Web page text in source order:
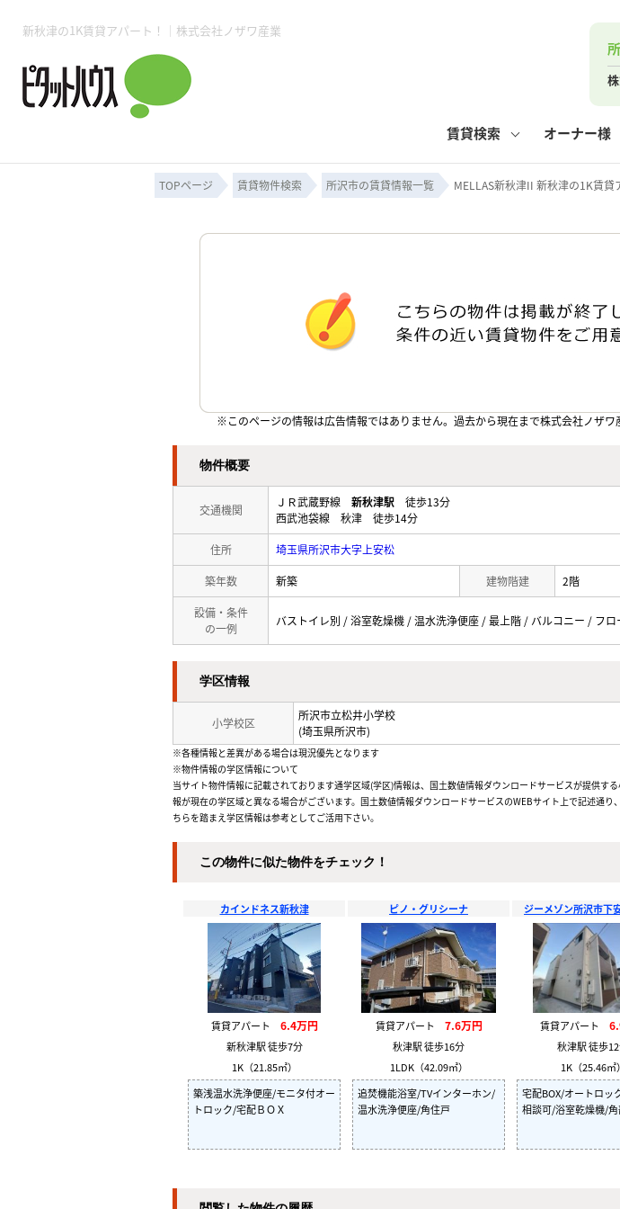
新秋津の1K賃貸アパート！｜株式会社ノザワ産業
賃貸検索 オーナー様
売却の流れ
所沢賃貸TOP 閲覧履
月極駐車場 事業用物件 コンテナ
賃貸管理業務 管理
入居者様用ページTOP 住まいのトラブルQ&A
売買物件一覧 よく
無料売却査定 媒
必要な書類
会社概要
ピタットハウス所沢店 ピタットハウス小手指店
ご来店予約
TOPページ 賃貸物件検索 所沢市の賃貸情報一覧 MELLAS新秋津II 新秋津の1K賃貸
※このページの情報は広告情報ではありません。過去から現在まで株式会社ノザ
物件概要
交通機関
ＪＲ武蔵野線 新秋津駅 徒歩13分
西武池袋線 秋津 徒歩14分
住所 埼玉県所沢市大字上安松
築年数 新築 建物階建 2階
設備・条件
の一例
バストイレ別 / 浴室乾燥機 / 温水洗浄便座 / 最上階 / バルコニー / フ
学区情報
小学校区
所沢市立松井小学校
(埼玉県所沢市)
※各種情報と差異がある場合は現況優先となります
※物件情報の学区情報について
当サイト物件情報に記載されております通学区域(学区)情報は、国土数値情報ダウンロードサービスが提供
報が現在の学区域と異なる場合がございます。国土数値情報ダウンロードサービスのWEBサイト上で記述通
ちらを踏まえ学区情報は参考としてご活用下さい。
この物件に似た物件をチェック！
カインドネス新秋津
賃貸アパート 6.4万円
新秋津駅 徒歩7分
1K（21.85㎡）
築浅温水洗浄便座/モニタ付オー
トロック/宅配ＢＯＸ
ピノ・グリシーナ
賃貸アパート 7.6万円
秋津駅 徒歩16分
1LDK（42.09㎡）
追焚機能浴室/TVインターホン/
温水洗浄便座/角住戸
ジーメゾン所沢市下
賃貸アパート
秋津駅 徒歩
1K（25.46㎡）
宅配BOX/オートロッ
相談可/浴室乾燥機/角